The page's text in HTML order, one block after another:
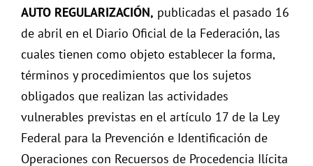
AUTO REGULARIZACIÓN, publicadas el pasado 16
de abril en el Diario Oficial de la Federación, las
cuales tienen como objeto establecer la forma,
términos y procedimientos que los sujetos
obligados que realizan las actividades
vulnerables previstas en el artículo 17 de la Ley
Federal para la Prevención e Identificación de
Operaciones con Recuersos de Procedencia Ilícita